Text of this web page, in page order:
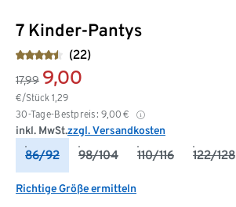
7 Kinder-Pantys
(22)
17,99 9,00
€/Stück 1,29
30-Tage-Bestpreis: 9,00 €
inkl. MwSt.zzgl. Versandkosten
86/92 98/104 110/116 122/128
Richtige Größe ermitteln